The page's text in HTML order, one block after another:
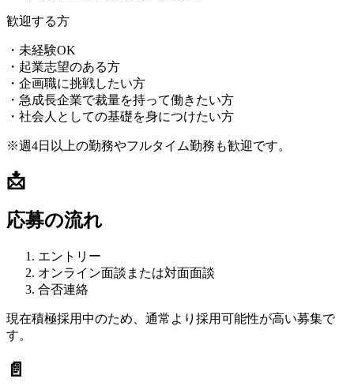
歓迎する方
・未経験OK
・起業志望のある方
・企画職に挑戦したい方
・急成長企業で裁量を持って働きたい方
・社会人としての基礎を身につけたい方
※週4日以上の勤務やフルタイム勤務も歓迎です。
📩
応募の流れ
エントリー
オンライン面談または対面面談
合否連絡
現在積極採用中のため、通常より採用可能性が高い募集で
す。
📄